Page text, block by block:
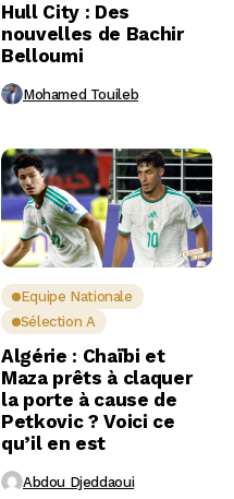
Hull City : Des
nouvelles de Bachir
Belloumi
Mohamed Touileb
Equipe Nationale
Sélection A
Algérie : Chaïbi et
Maza prêts à claquer
la porte à cause de
Petkovic ? Voici ce
qu’il en est
Abdou Djeddaoui